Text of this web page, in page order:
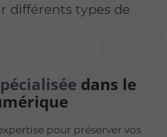
différents types de
dans le
pour préserver vos